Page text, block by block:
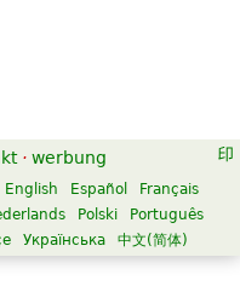
· werbung
English Español
Français
Polski
Português
Українська 中文(简体)